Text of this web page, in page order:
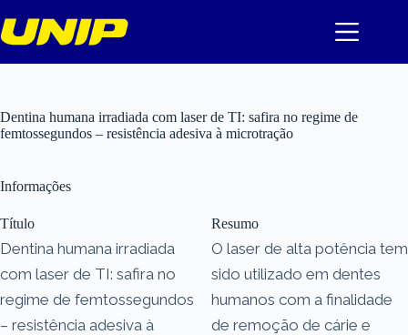
para
o
Dentina humana irradiada com laser de TI: safira no regime de
femtossegundos – resistência adesiva à microtração
Informações
Título
Dentina humana irradiada
com laser de TI: safira no
regime de femtossegundos
– resistência adesiva à
Resumo
O laser de alta potência tem
sido utilizado em dentes
humanos com a finalidade
de remoção de cárie e